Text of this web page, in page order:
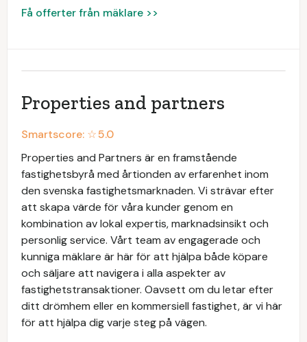
Få offerter från mäklare >>
Properties and partners
Smartscore: ☆5.0
Properties and Partners är en framstående
fastighetsbyrå med årtionden av erfarenhet inom
den svenska fastighetsmarknaden. Vi strävar efter
att skapa värde för våra kunder genom en
kombination av lokal expertis, marknadsinsikt och
personlig service. Vårt team av engagerade och
kunniga mäklare är här för att hjälpa både köpare
och säljare att navigera i alla aspekter av
fastighetstransaktioner. Oavsett om du letar efter
ditt drömhem eller en kommersiell fastighet, är vi här
för att hjälpa dig varje steg på vägen.